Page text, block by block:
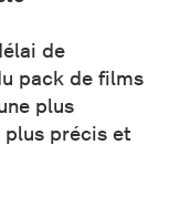
de
pack de films
plus
précis et